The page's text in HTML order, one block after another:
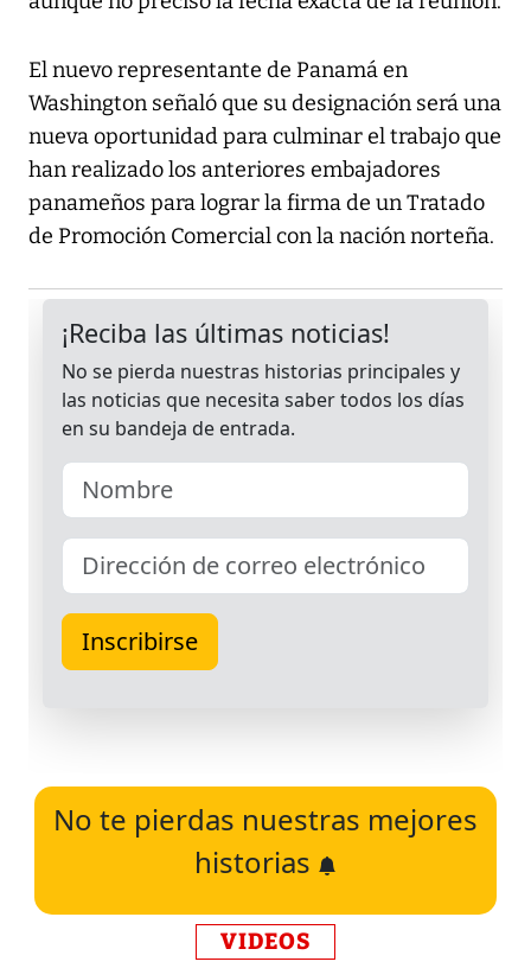
El nuevo representante de Panamá en
Washington señaló que su designación será una
nueva oportunidad para culminar el trabajo que
han realizado los anteriores embajadores
panameños para lograr la firma de un Tratado
de Promoción Comercial con la nación norteña.
No te pierdas nuestras mejores
historias
VIDEOS